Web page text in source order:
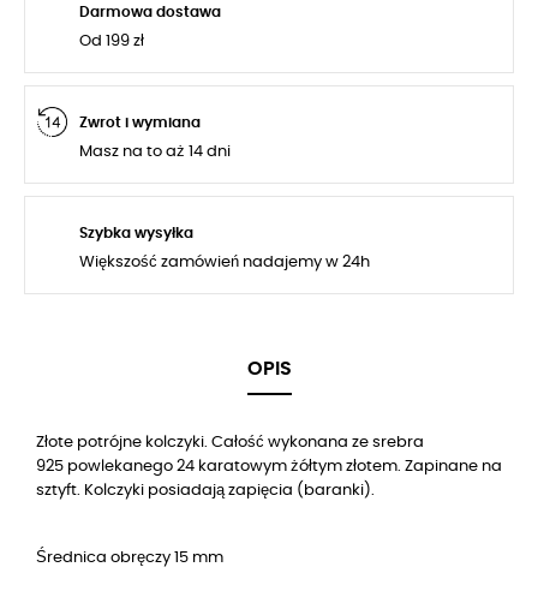
Darmowa dostawa
Od 199 zł
Zwrot i wymiana
Masz na to aż 14 dni
Szybka wysyłka
Większość zamówień nadajemy w 24h
OPIS
Złote potrójne kolczyki. Całość wykonana ze srebra
925 powlekanego 24 karatowym żółtym złotem. Zapinane na
sztyft. Kolczyki posiadają zapięcia (baranki).
Średnica obręczy 15 mm